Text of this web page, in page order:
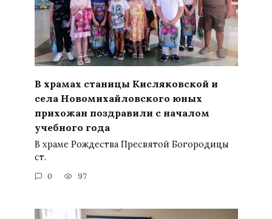
В храмах станицы Кисляковской и
села Новомихайловского юных
прихожан поздравили с началом
учебного года
В храме Рождества Пресвятой Богородицы
ст.
0 97